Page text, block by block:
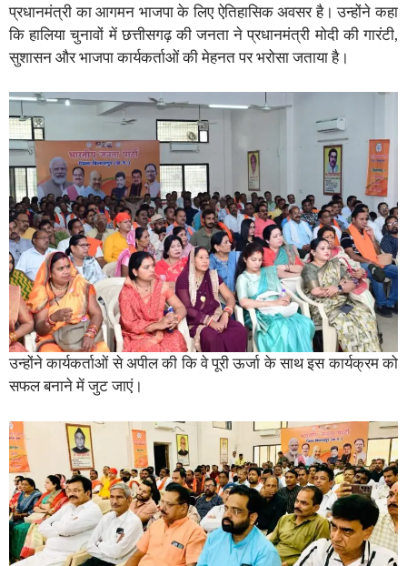
प्रधानमंत्री का आगमन भाजपा के लिए ऐतिहासिक अवसर है। उन्होंने कहा
कि हालिया चुनावों में छत्तीसगढ़ की जनता ने प्रधानमंत्री मोदी की गारंटी,
सुशासन और भाजपा कार्यकर्ताओं की मेहनत पर भरोसा जताया है।
उन्होंने कार्यकर्ताओं से अपील की कि वे पूरी ऊर्जा के साथ इस कार्यक्रम को
सफल बनाने में जुट जाएं।